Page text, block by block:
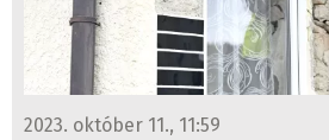
2023. október 11., 11:59